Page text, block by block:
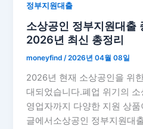
정부지원대출
소상공인 정부지원대출
2026년 최신 총정리
moneyfind/2026년 04월 08일
2026년 현재 소상공인을 위
대되었습니다.폐업 위기의
영업자까지 다양한 지원 상
글에서소상공인 정부지원대